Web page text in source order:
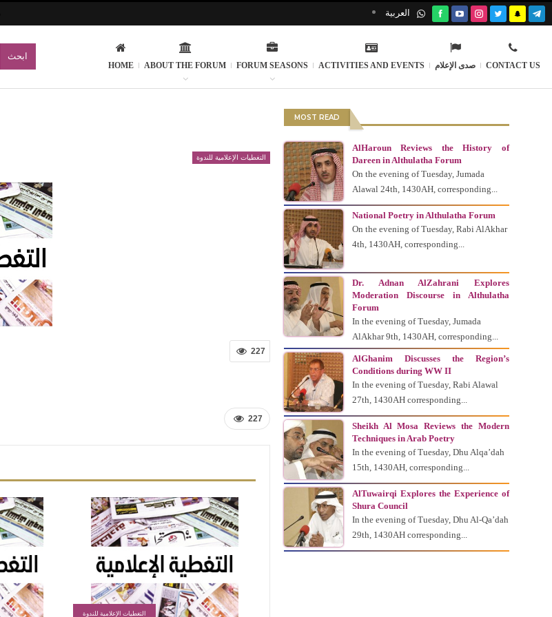
العربية
HOME ABOUT THE FORUM FORUM SEASONS ACTIVITIES AND EVENTS صدى الإعلام CONTACT US
التغطيات الإعلامية للندوة
227
227
التغطيات الإعلامية للندوة
MOST READ
AlHaroun Reviews the History of
Dareen in Althulatha Forum
On the evening of Tuesday, Jumada
Alawal 24th, 1430AH, corresponding...
National Poetry in Althulatha Forum
On the evening of Tuesday, Rabi AlAkhar
4th, 1430AH, corresponding...
Dr. Adnan AlZahrani Explores
Moderation Discourse in Althulatha
Forum
In the evening of Tuesday, Jumada
AlAkhar 9th, 1430AH, corresponding...
AlGhanim Discusses the Region’s
Conditions during WW II
In the evening of Tuesday, Rabi Alawal
27th, 1430AH corresponding...
Sheikh Al Mosa Reviews the Modern
Techniques in Arab Poetry
In the evening of Tuesday, Dhu Alqa’dah
15th, 1430AH, corresponding...
AlTuwairqi Explores the Experience of
Shura Council
In the evening of Tuesday, Dhu Al-Qa’dah
29th, 1430AH corresponding...